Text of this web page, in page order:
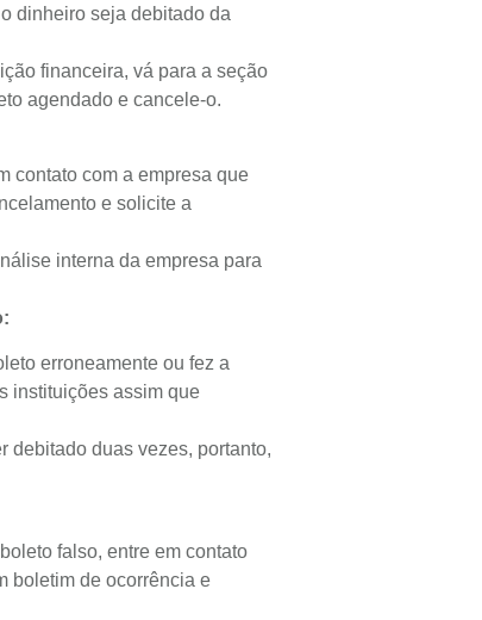
dinheiro seja debitado da
financeira, vá para a seção
agendado e cancele-o.
contato com a empresa que
e solicite a
interna da empresa para
erroneamente ou fez a
instituições assim que
debitado duas vezes, portanto,
falso, entre em contato
boletim de ocorrência e